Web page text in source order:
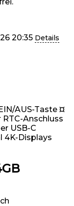
20:35 Details
AUS-Taste ¤
Anschluss
USB-C
4K-Displays